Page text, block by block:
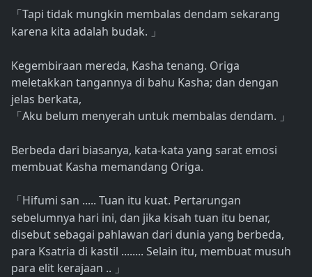
「 Tapi tidak mungkin membalas dendam sekarang
karena kita adalah budak.
」
Kegembiraan mereda, Kasha tenang. Origa
meletakkan tangannya di bahu Kasha; dan dengan
jelas berkata,
「 Aku belum menyerah untuk membalas dendam. 」
Berbeda dari biasanya, kata-kata yang sarat emosi
membuat Kasha memandang Origa.
「 Hifumi san ..... Tuan itu kuat. Pertarungan
sebelumnya hari ini, dan jika kisah tuan itu benar,
disebut sebagai pahlawan dari dunia yang berbeda,
para Ksatria di kastil ........ Selain itu, membuat musuh
para elit kerajaan ..
」